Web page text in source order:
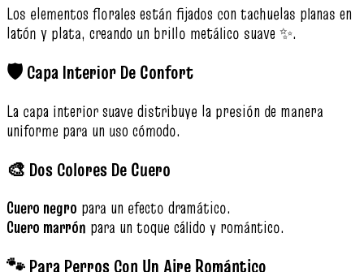
Los elementos florales están fijados con tachuelas planas en
latón y plata, creando un brillo metálico suave ✨.
🛡️ Capa Interior De Confort
La capa interior suave distribuye la presión de manera
uniforme para un uso cómodo.
🎨 Dos Colores De Cuero
Cuero negro para un efecto dramático.
Cuero marrón para un toque cálido y romántico.
🐾 Para Perros Con Un Aire Romántico